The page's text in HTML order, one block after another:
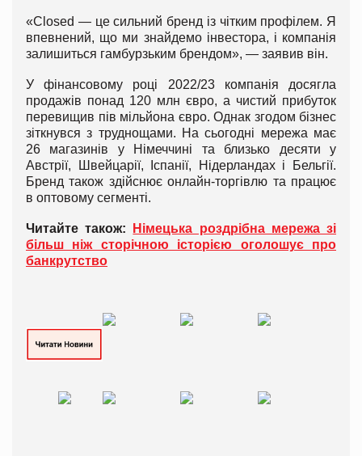
«Closed — це сильний бренд із чітким профілем. Я
впевнений, що ми знайдемо інвестора, і компанія
залишиться гамбурзьким брендом», — заявив він.
У фінансовому році 2022/23 компанія досягла
продажів понад 120 млн євро, а чистий прибуток
перевищив пів мільйона євро. Однак згодом бізнес
зіткнувся з труднощами. На сьогодні мережа має
26 магазинів у Німеччині та близько десяти у
Австрії, Швейцарії, Іспанії, Нідерландах і Бельгії.
Бренд також здійснює онлайн-торгівлю та працює
в оптовому сегменті.
Читайте також:
Німецька роздрібна мережа зі
більш ніж сторічною історією оголошує про
банкрутство